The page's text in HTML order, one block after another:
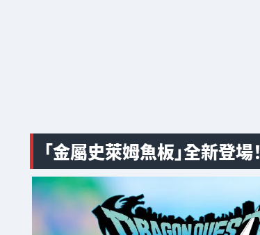
「金屬史萊姆魚板」全新登場！